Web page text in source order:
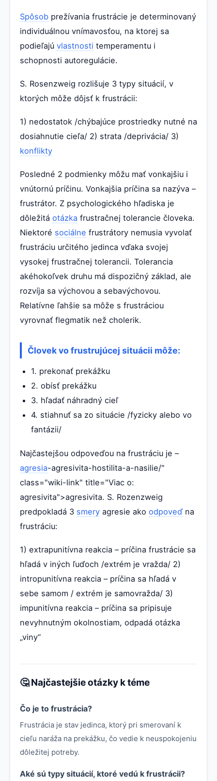
Spôsob prežívania frustrácie je determinovaný
individuálnou vnímavosťou, na ktorej sa
podieľajú vlastnosti temperamentu i
schopnosti autoregulácie.
S. Rosenzweig rozlišuje 3 typy situácií, v
ktorých môže dôjsť k frustrácii:
1) nedostatok /chýbajúce prostriedky nutné na
dosiahnutie cieľa/ 2) strata /deprivácia/ 3)
konflikty
Posledné 2 podmienky môžu mať vonkajšiu i
vnútornú príčinu. Vonkajšia príčina sa nazýva –
frustrátor. Z psychologického hľadiska je
dôležitá otázka frustračnej tolerancie človeka.
Niektoré sociálne frustrátory nemusia vyvolať
frustráciu určitého jedinca vďaka svojej
vysokej frustračnej tolerancii. Tolerancia
akéhokoľvek druhu má dispozičný základ, ale
rozvíja sa výchovou a sebavýchovou.
Relatívne ľahšie sa môže s frustráciou
vyrovnať flegmatik než cholerik.
Človek vo frustrujúcej situácii môže:
1. prekonať prekážku
2. obísť prekážku
3. hľadať náhradný cieľ
4. stiahnuť sa zo situácie /fyzicky alebo vo
fantázii/
Najčastejšou odpoveďou na frustráciu je –
agresia-agresivita-hostilita-a-nasilie/"
class="wiki-link" title="Viac o:
agresivita">agresivita. S. Rozenzweig
predpokladá 3 smery agresie ako odpoveď na
frustráciu:
1) extrapunitívna reakcia – príčina frustrácie sa
hľadá v iných ľuďoch /extrém je vražda/ 2)
intropunitívna reakcia – príčina sa hľadá v
sebe samom / extrém je samovražda/ 3)
impunitívna reakcia – príčina sa pripisuje
nevyhnutným okolnostiam, odpadá otázka
„viny“
🤔 Najčastejšie otázky k téme
Čo je to frustrácia?
Frustrácia je stav jedinca, ktorý pri smerovaní k
cieľu naráža na prekážku, čo vedie k neuspokojeniu
dôležitej potreby.
Aké sú typy situácií, ktoré vedú k frustrácii?